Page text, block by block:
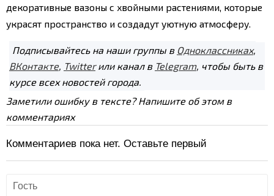
декоративные вазоны с хвойными растениями, которые
украсят пространство и создадут уютную атмосферу.
Подписывайтесь на наши группы в Одноклассниках,
ВКонтакте, Twitterили канал в Telegram, чтобы быть в
курсе всех новостей города.
Заметили ошибку в тексте? Напишите об этом в
комментариях
Комментариев пока нет. Оставьте первый